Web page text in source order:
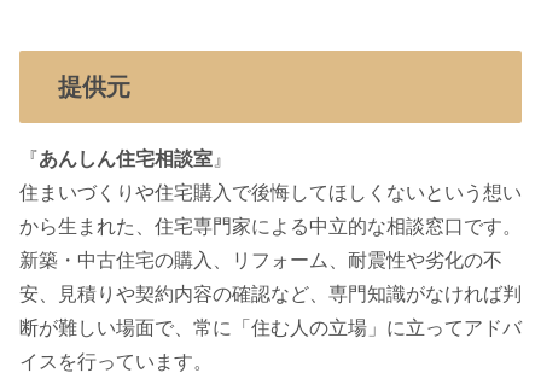
提供元
『あんしん住宅相談室 』
住まいづくりや住宅購入で後悔してほしくないという想い
から生まれた、住宅専門家による中立的な相談窓口です。
新築・中古住宅の購入、リフォーム、耐震性や劣化の不
安、見積りや契約内容の確認など、専門知識がなければ判
断が難しい場面で、常に「住む人の立場」に立ってアドバ
イスを行っています。